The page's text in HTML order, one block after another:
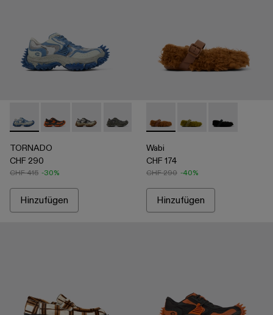
TORNADO - A500043-008 - Multicolor
TORNADO - A500043-009 - Multicolor
TORNADO - A500043-007
TORNADO - A500043-006
TORNADO - A500043-002
TORNADO - A500043-
TORNADO
CHF 290
CHF 415 -30%
Hinzufügen
Wabi - A500036-002 -
Wabi - A500036-003
Wabi -
Wabi
CHF 174
CHF 290 -40%
Hinzufügen